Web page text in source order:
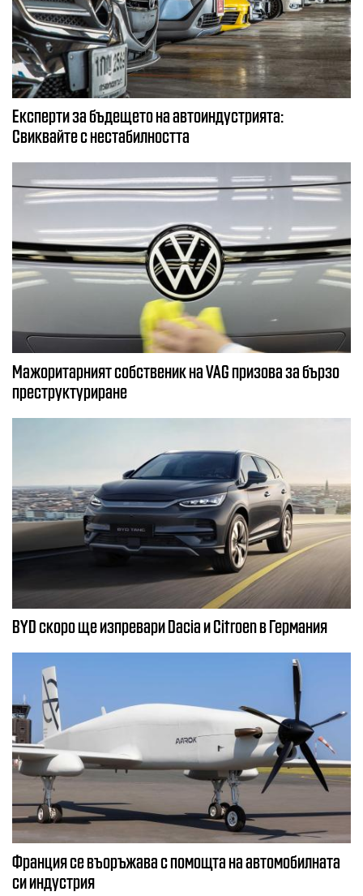
Експерти за бъдещето на автоиндустрията:
Свиквайте с нестабилността
Мажоритарният собственик на VAG призова за бързо
преструктуриране
BYD скоро ще изпревари Dacia и Citroеn в Германия
Франция се въоръжава с помощта на автомобилната
си индустрия